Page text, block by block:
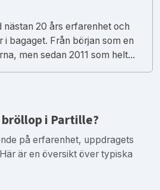
nästan 20 års erfarenhet och
bagaget. Från början som en
men sedan 2011 som helt...
i Partille?
på erfarenhet, uppdragets
är en översikt över typiska